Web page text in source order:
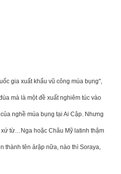
gia xuất khẩu vũ công múa bụng",
mà là một đề xuất nghiêm túc vào
nghề múa bụng tại Ai Cập. Nhưng
xứ từ…Nga hoặc Châu Mỹ latinh thậm
thành tên ảrập nữa, nào thì Soraya,